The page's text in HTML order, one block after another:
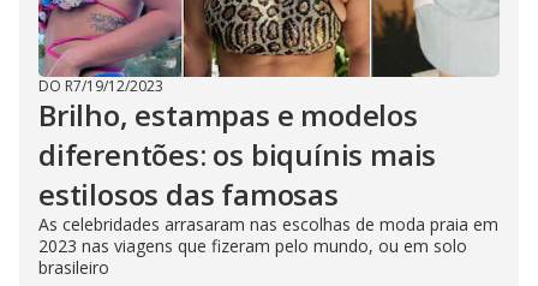
DO R7/19/12/2023
Brilho, estampas e modelos
diferentões: os biquínis mais
estilosos das famosas
As celebridades arrasaram nas escolhas de moda praia em
2023 nas viagens que fizeram pelo mundo, ou em solo
brasileiro